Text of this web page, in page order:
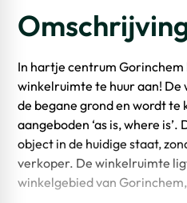
In hartje centrum Gorinchem
winkelruimte te huur aan!
de begane grond en wordt te
aangeboden ‘as is, where
object in de huidige staat,
verkoper. De winkelruimte
winkelgebied van